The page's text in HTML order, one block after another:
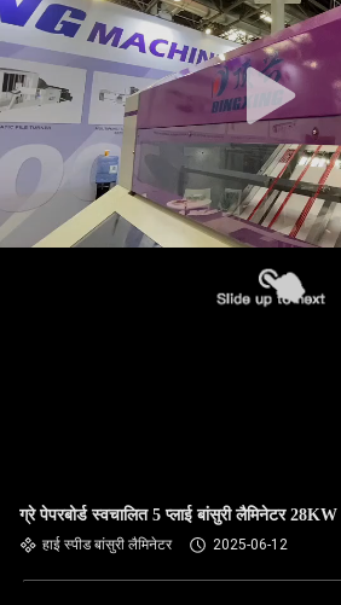
ग्रे पेपरबोर्ड स्वचालित 5 प्लाई बांसुरी लैमिनेटर
हाई स्पीड बांसुरी लैमिनेटर 2025-06-12